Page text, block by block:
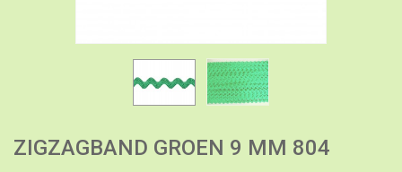
ZIGZAGBAND GROEN 9 MM 804